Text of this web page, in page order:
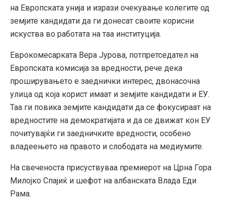
на Европската унија и изрази очекување колегите од
земјите кандидати да ги донесат своите корисни
искуства во работата на таа институција.
Еврокомесарката Вера Јурова, потпретседател на
Европската комисија за вредности, рече дека
проширувањето е заеднички интерес, двонасочна
улица од која корист имаат и земјите кандидати и ЕУ.
Таа ги повика земјите кандидати да се фокусираат на
вредностите на демократијата и да се движат кон ЕУ
почитувајќи ги заедничките вредности, особено
владеењето на правото и слободата на медиумите.
На свеченоста присуствуваа премиерот на Црна Гора
Милојко Спајиќ и шефот на албанската Влада Еди
Рама.